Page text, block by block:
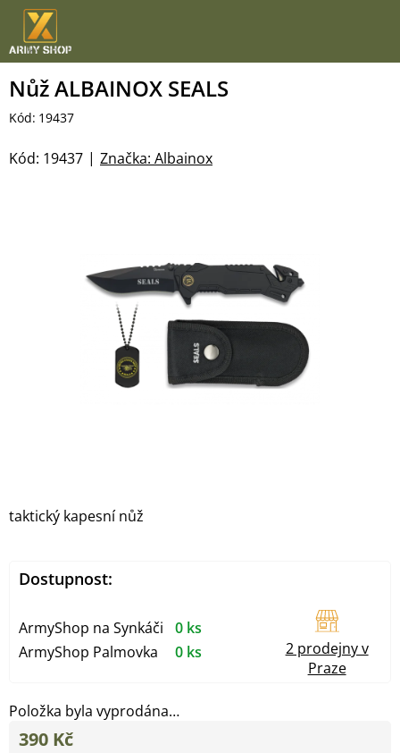
Přejít
obsah
Nůž ALBAINOX SEALS
Kód: 19437
Značka: Albainox
Kód: 19437
Položka byla vyprodána…
taktický kapesní nůž
390 Kč
Dostupnost:
ArmyShop na Synkáči
0 ks
ArmyShop Palmovka
0 ks
2 prodejny v
Praze